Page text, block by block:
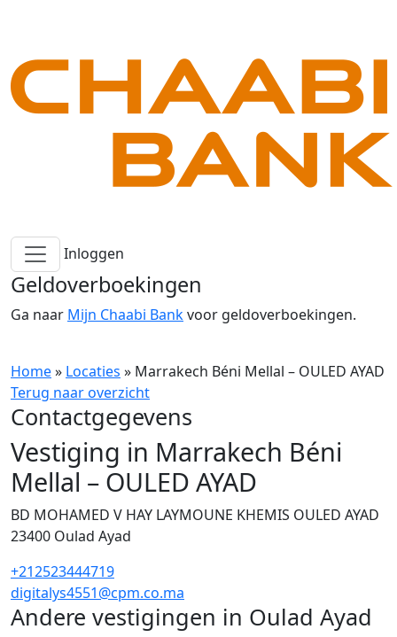
Inloggen
Geldoverboekingen
Ga naar Mijn Chaabi Bankvoor geldoverboekingen.
Home» Locaties » Marrakech Béni Mellal – OULED AYAD
Terug naar overzicht
Contactgegevens
Vestiging in Marrakech Béni
Mellal – OULED AYAD
BD MOHAMED V HAY LAYMOUNE KHEMIS OULED AYAD
23400 Oulad Ayad
+212523444719
digitalys4551@cpm.co.ma
Andere vestigingen in Oulad Ayad